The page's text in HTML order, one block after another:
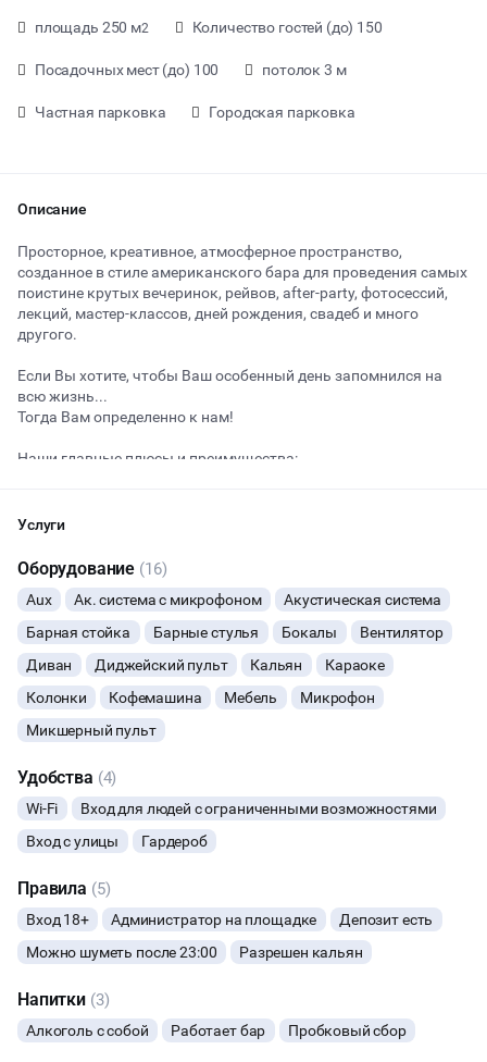
площадь 250 м2 Количество гостей (до) 150
Посадочных мест (до) 100 потолок 3 м
Частная парковка Городская парковка
Описание
Просторное, креативное, атмосферное пространство,
созданное в стиле американского бара для проведения самых
поистине крутых вечеринок, рейвов, after-party, фотосессий,
лекций, мастер-классов, дней рождения, свадеб и много
другого.
Если Вы хотите, чтобы Ваш особенный день запомнился на
всю жизнь...
Тогда Вам определенно к нам!
Наши главные плюсы и преимущества:
Размер нашего пространства составляет - 210 м²
Есть возможность проводить мероприятия 24/7
Услуги
Оборудование (16)
Aux Ак. система с микрофоном
Акустическая система
Барная стойка
Барные стулья Бокалы
Вентилятор
Диван
Диджейский пульт Кальян
Караоке
Колонки
Кофемашина Мебель
Микрофон
Микшерный пульт
Удобства (4)
Wi-Fi
Вход для людей с ограниченными возможностями
Вход с улицы
Гардероб
Правила (5)
Вход 18+ Администратор на площадке
Депозит есть
Можно шуметь после 23:00
Разрешен кальян
Напитки (3)
Алкоголь с собой Работает бар Пробковый сбор
от 10000 ₽ за час
СВАДЬБЫ
КОРПОРАТИВЫ
ФОТОСЕССИИ
БАНКЕТЫ
ЮБИЛЕЙ
ВЫПУСКНЫЕ
МАЛЬЧИШНИК
ДИСКОТЕКА
НОВЫЙ ГОД
ДАННЫЙ ЛОФТ СЕЙЧАС НЕ АКТИВЕН
ОСТАВИТЬ ЗАЯВКУ
или поменять параметры с нашим менеджером после того, как
оставите заявку
🔥 9 человек интересовались этой площадкой сегодня